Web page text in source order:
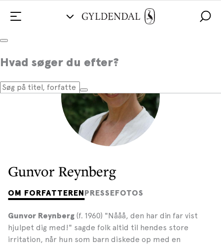
Hvad søger du efter?
Gunvor Reynberg
OM FORFATTERENPRESSEFOTOS
Gunvor Reynberg (f. 1960) "Nååå, den har din far vist
hjulpet dig med!" sagde folk altid til hendes store
irritation, når hun som barn diskede op med en